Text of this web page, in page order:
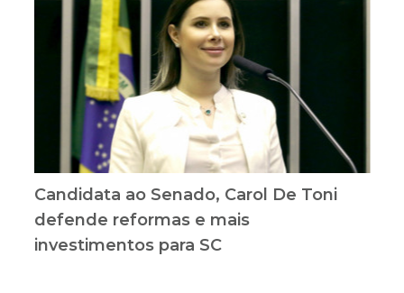
Candidata ao Senado, Carol De Toni
defende reformas e mais
investimentos para SC